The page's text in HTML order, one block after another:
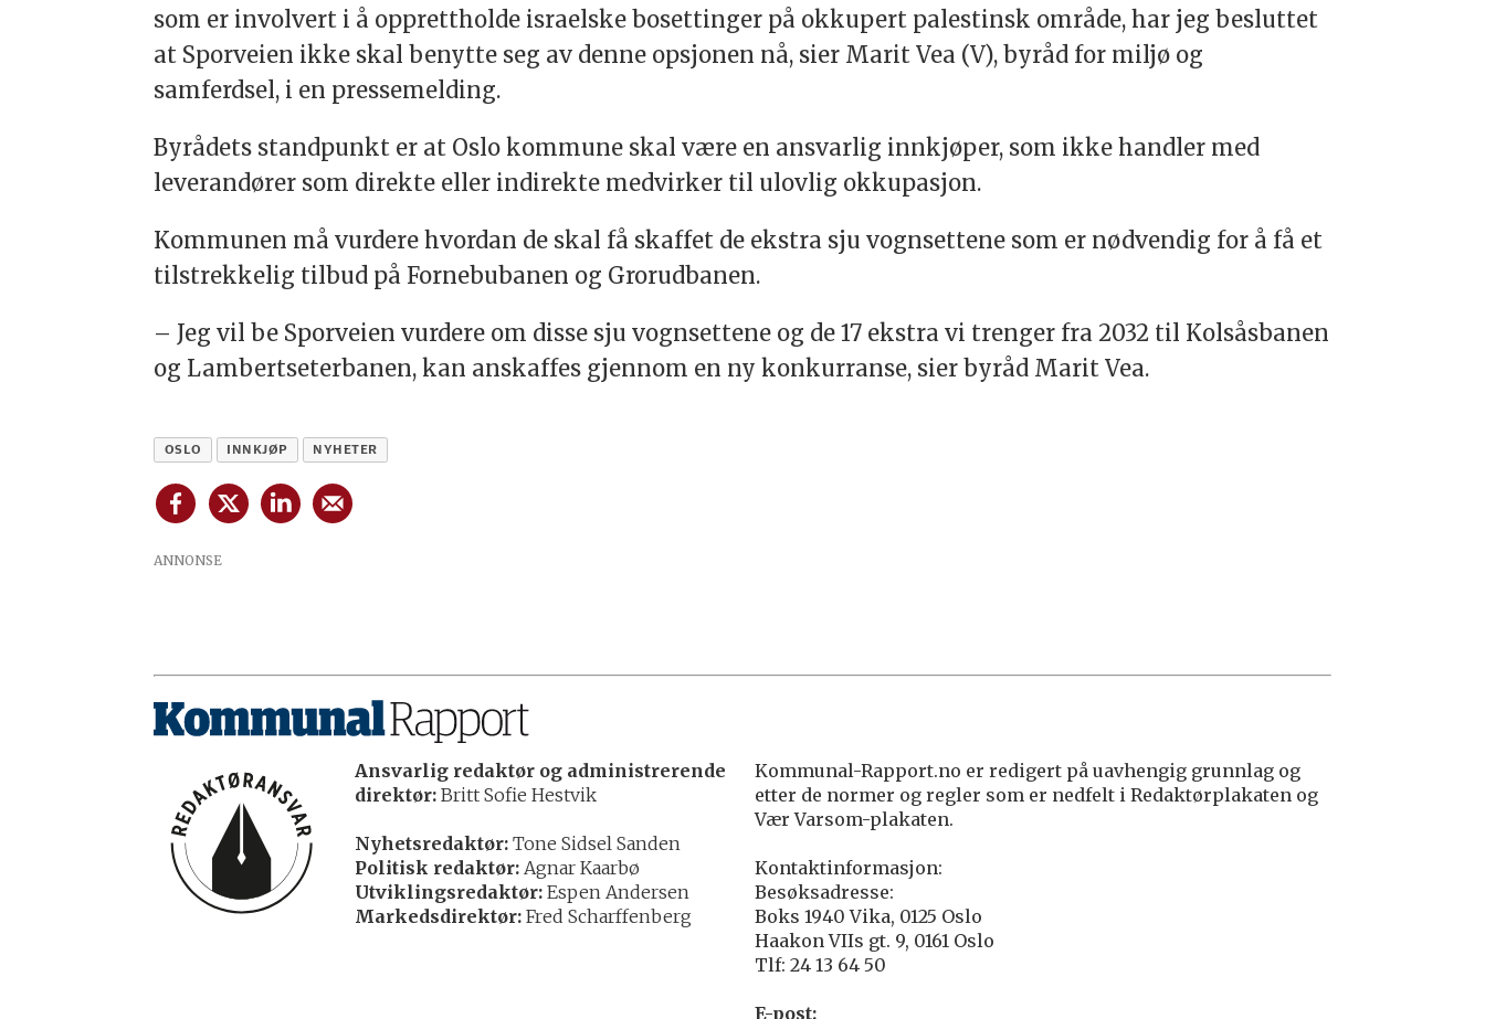
som er involvert i å opprettholde israelske bosettinger på okkupert palestinsk område, har jeg besluttet
at Sporveien ikke skal benytte seg av denne opsjonen nå, sier Marit Vea (V), byråd for miljø og
samferdsel, i en pressemelding.
Byrådets standpunkt er at Oslo kommune skal være en ansvarlig innkjøper, som ikke handler med
leverandører som direkte eller indirekte medvirker til ulovlig okkupasjon.
Kommunen må vurdere hvordan de skal få skaffet de ekstra sju vognsettene som er nødvendig for å få et
tilstrekkelig tilbud på Fornebubanen og Grorudbanen.
– Jeg vil be Sporveien vurdere om disse sju vognsettene og de 17 ekstra vi trenger fra 2032 til Kolsåsbanen
og Lambertseterbanen, kan anskaffes gjennom en ny konkurranse, sier byråd Marit Vea.
OSLO INNKJØP NYHETER
ANNONSE
Ansvarlig redaktør og administrerende
direktør:Britt Sofie Hestvik
Nyhetsredaktør:Tone Sidsel Sanden
Politisk redaktør:Agnar Kaarbø
Utviklingsredaktør:Espen Andersen
Markedsdirektør:Fred Scharffenberg
Kommunal-Rapport.no er redigert på uavhengig grunnlag og
etter de normer og regler som er nedfelt i Redaktørplakaten og
Vær Varsom-plakaten.
Kontaktinformasjon:
Besøksadresse:
Boks 1940 Vika, 0125 Oslo
Haakon VIIs gt. 9, 0161 Oslo
Tlf: 24 13 64 50
E-post: